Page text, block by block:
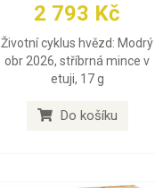
2 793 Kč
Životní cyklus hvězd: Modrý
obr 2026, stříbrná mince v
etuji, 17 g
Do košíku